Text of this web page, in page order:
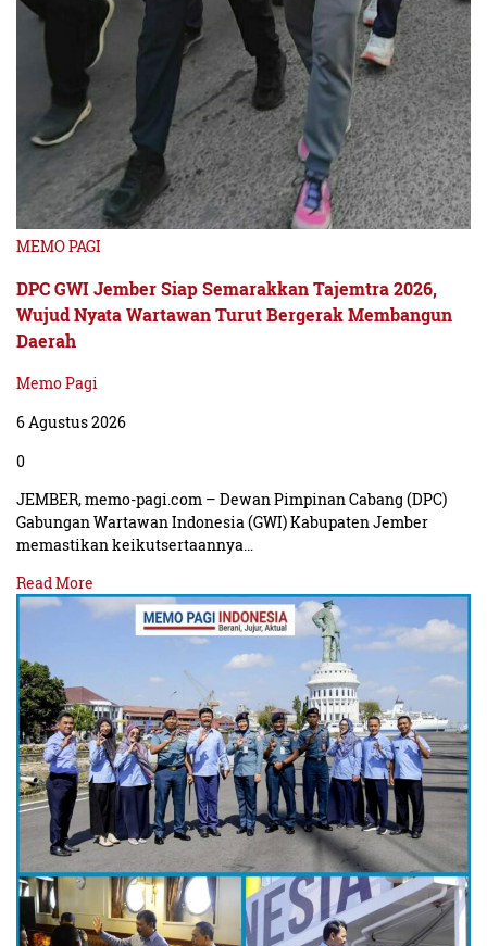
MEMO PAGI
DPC GWI Jember Siap Semarakkan Tajemtra 2026,
Wujud Nyata Wartawan Turut Bergerak Membangun
Daerah
Memo Pagi
6 Agustus 2026
0
JEMBER, memo-pagi.com – Dewan Pimpinan Cabang (DPC)
Gabungan Wartawan Indonesia (GWI) Kabupaten Jember
memastikan keikutsertaannya…
Read More